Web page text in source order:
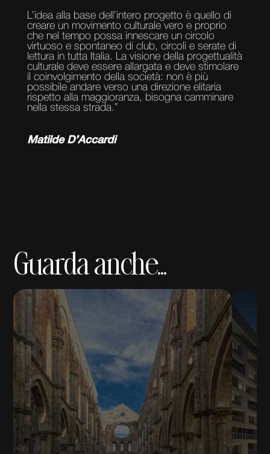
L’idea alla base dell’intero progetto è quello di
creare un movimento culturale vero e proprio
che nel tempo possa innescare un circolo
virtuoso e spontaneo di club, circoli e serate di
lettura in tutta Italia. La visione della progettualità
culturale deve essere allargata e deve stimolare
il coinvolgimento della società: non è più
possibile andare verso una direzione elitaria
rispetto alla maggioranza, bisogna camminare
nella stessa strada.”
Matilde D’Accardi
Guarda anche...